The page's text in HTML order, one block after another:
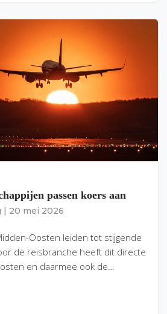
passen koers aan
20 mei 2026
Oosten leiden tot stijgende
de reisbranche heeft dit directe
en daarmee ook de…